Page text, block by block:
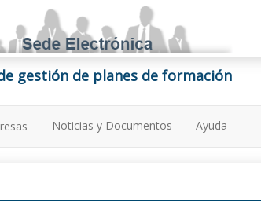
gestión de planes de formación
Noticias y Documentos Ayuda